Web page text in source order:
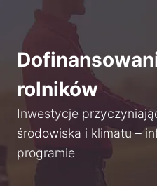
rolników
Inwestycje
środowiska i klimatu –
programie